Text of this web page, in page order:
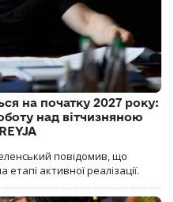
на початку 2027 року:
над вітчизняною
повідомив, що
активної реалізації.